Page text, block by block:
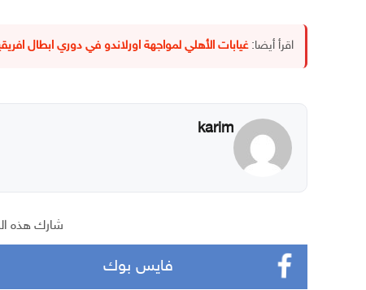
اقرأ أيضا:غيابات الأهلي لمواجهة اورلاندو في دوري ابطال
karim
شارك هذه
فايس بوك